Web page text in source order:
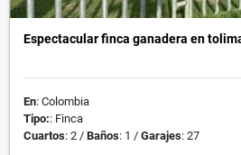
Espectacular finca ganadera en
En: Colombia
Tipo:: Finca
Cuartos: 2 / Baños: 1 / Garajes: 27